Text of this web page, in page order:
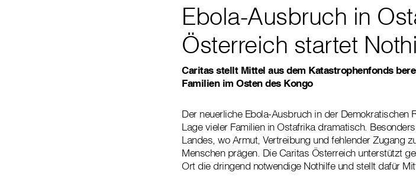
Ebola-Ausbruch in
Österreich startet
Caritas stellt Mittel aus dem Katastrophenfonds
Familien im Osten des Kongo
Der neuerliche Ebola-Ausbruch in der
Lage vieler Familien in Ostafrika dramatisch.
Landes, wo Armut, Vertreibung und fehlender Zugang
Menschen prägen. Die Caritas Österreich unterstützt
Ort die dringend notwendige Nothilfe und stellt dafür